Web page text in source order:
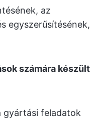
az
egyszerűsítésének,
számára készült
gyártási feladatok